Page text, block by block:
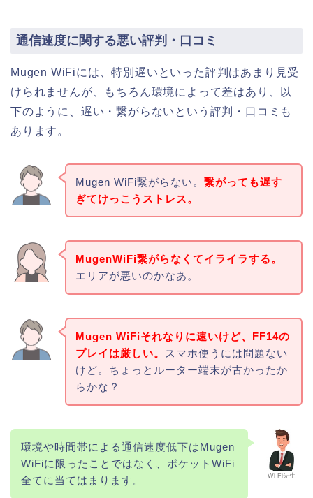
通信速度に関する悪い評判・口コミ
Mugen WiFiには、特別遅いといった評判はあまり見受
けられませんが、もちろん環境によって差はあり、以
下のように、遅い・繋がらないという評判・口コミも
あります。
Mugen WiFi繋がらない。 繋がっても遅す
ぎてけっこうストレス。
MugenWiFi繋がらなくてイライラする。
エリアが悪いのかなあ。
Mugen WiFiそれなりに速いけど、FF14の
プレイは厳しい。
スマホ使うには問題ない
けど。ちょっとルーター端末が古かったか
らかな？
Wi-Fi先生
環境や時間帯による通信速度低下はMugen
WiFiに限ったことではなく、ポケットWiFi
全てに当てはまります。